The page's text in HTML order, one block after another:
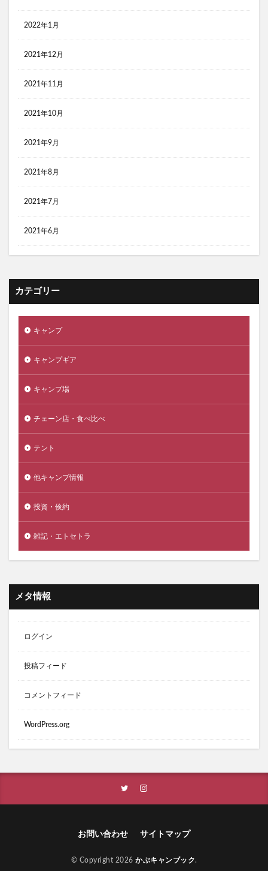
2022年1月
2021年12月
2021年11月
2021年10月
2021年9月
2021年8月
2021年7月
2021年6月
カテゴリー
キャンプ
キャンプギア
キャンプ場
チェーン店・食べ比べ
テント
他キャンプ情報
投資・倹約
雑記・エトセトラ
メタ情報
ログイン
投稿フィード
コメントフィード
WordPress.org
お問い合わせ サイトマップ
© Copyright 2026 かぶキャンブック.